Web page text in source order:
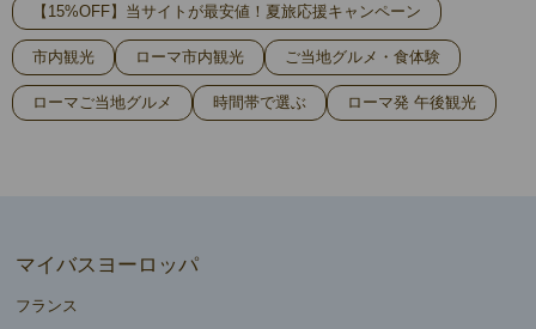
【15%OFF】当サイトが最安値！夏旅応援キャンペーン
市内観光 ローマ市内観光 ご当地グルメ・食体験
ローマご当地グルメ 時間帯で選ぶ ローマ発 午後観光
マイバスヨーロッパ
フランス